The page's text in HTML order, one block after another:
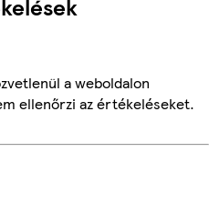
a weboldalon
ellenőrzi az értékeléseket.